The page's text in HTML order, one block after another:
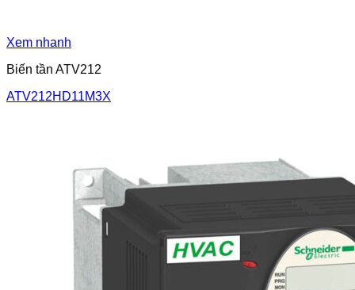
Xem nhanh
Biến tần ATV212
ATV212HD11M3X